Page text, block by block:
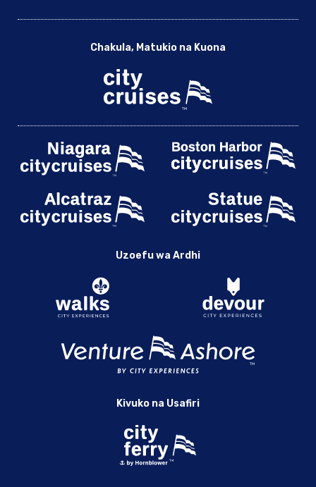
Chakula, Matukio na Kuona
Uzoefu wa Ardhi
Kivuko na Usafiri